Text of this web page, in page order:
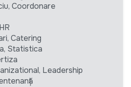
Coordonare
Catering
Statistica
Leadership